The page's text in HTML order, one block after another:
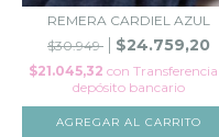
REMERA CARDIEL AZUL
$30.949
$24.759,20
$21.045,32 con
depósito bancario
AGREGAR AL CARRITO